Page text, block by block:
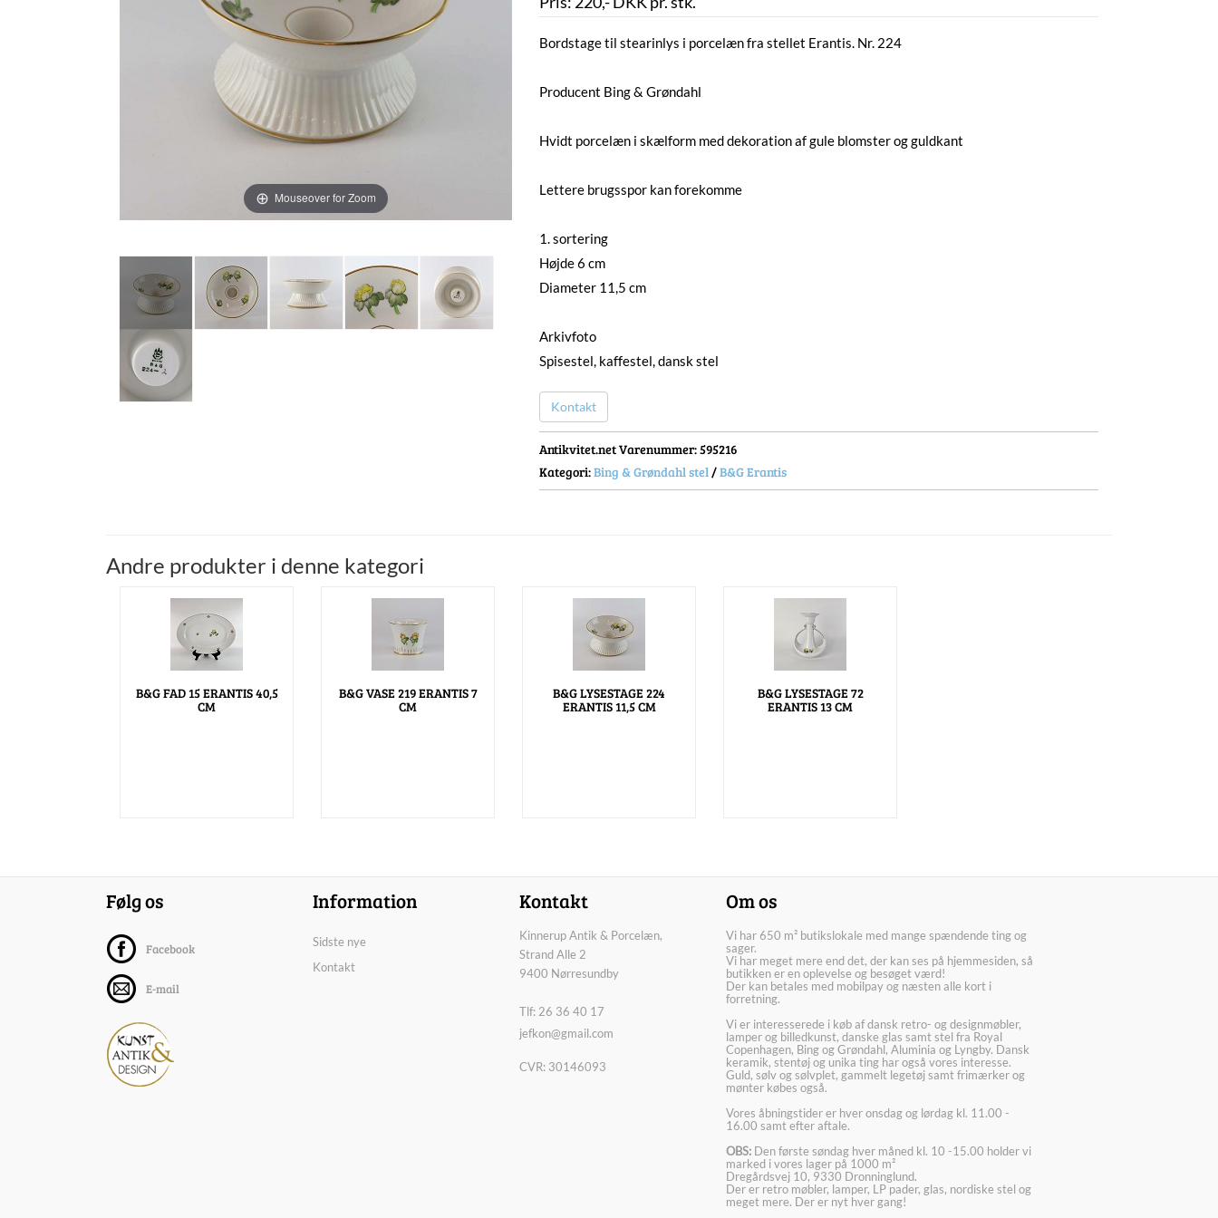
Mouseover for Zoom
Bordstage til stearinlys i porcelæn fra stellet Erantis. Nr. 224
Producent Bing & Grøndahl
Hvidt porcelæn i skælform med dekoration af gule blomster og guldkant
Lettere brugsspor kan forekomme
1. sortering
Højde 6 cm
Diameter 11,5 cm
Arkivfoto
Spisestel, kaffestel, dansk stel
Kontakt
Antikvitet.net Varenummer: 595216
Kategori:Bing & Grøndahl stel/B&G Erantis
Andre produkter i denne kategori
B&G FAD 15 ERANTIS 40,5
CM
B&G VASE 219 ERANTIS 7
CM
B&G LYSESTAGE 224
ERANTIS 11,5 CM
B&G LYSESTAGE 72
ERANTIS 13 CM
Følg os
Facebook
E-mail
Information
Sidste nye
Kontakt
Kontakt
Kinnerup Antik & Porcelæn,
Strand Alle 2
9400 Nørresundby
Tlf: 26 36 40 17
jefkon@gmail.com
CVR: 30146093
Om os
Vi har 650 m² butikslokale med mange spændende ting og
sager.
Vi har meget mere end det, der kan ses på hjemmesiden, så
butikken er en oplevelse og besøget værd!
Der kan betales med mobilpay og næsten alle kort i
forretning.
Vi er interesserede i køb af dansk retro- og designmøbler,
lamper og billedkunst, danske glas samt stel fra Royal
Copenhagen, Bing og Grøndahl, Aluminia og Lyngby. Dansk
keramik, stentøj og unika ting har også vores interesse.
Guld, sølv og sølvplet, gammelt legetøj samt frimærker og
mønter købes også.
Vores åbningstider er hver onsdag og lørdag kl. 11.00 -
16.00 samt efter aftale.
OBS: Den første søndag hver måned kl. 10 -15.00 holder vi
marked i vores lager på 1000 m²
Dregårdsvej 10, 9330 Dronninglund.
Der er retro møbler, lamper, LP pader, glas, nordiske stel og
meget mere. Der er nyt hver gang!